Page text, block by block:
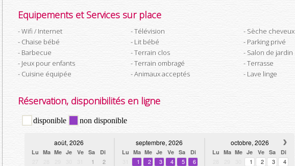
Equipements et Services sur place
Wifi / Internet Télévision
Sèche cheveux
Chaise bébé
Lit bébé
Parking privé
Barbecue
Terrain clos
Salon de jardin
Jeux pour enfants
Terrain ombragé
Terrasse
Cuisine équipée
Animaux acceptés Lave linge
Réservation, disponibilités en ligne